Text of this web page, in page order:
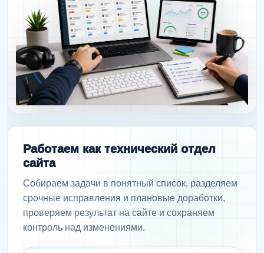
Работаем как технический отдел
сайта
Собираем задачи в понятный список, разделяем
срочные исправления и плановые доработки,
проверяем результат на сайте и сохраняем
контроль над изменениями.